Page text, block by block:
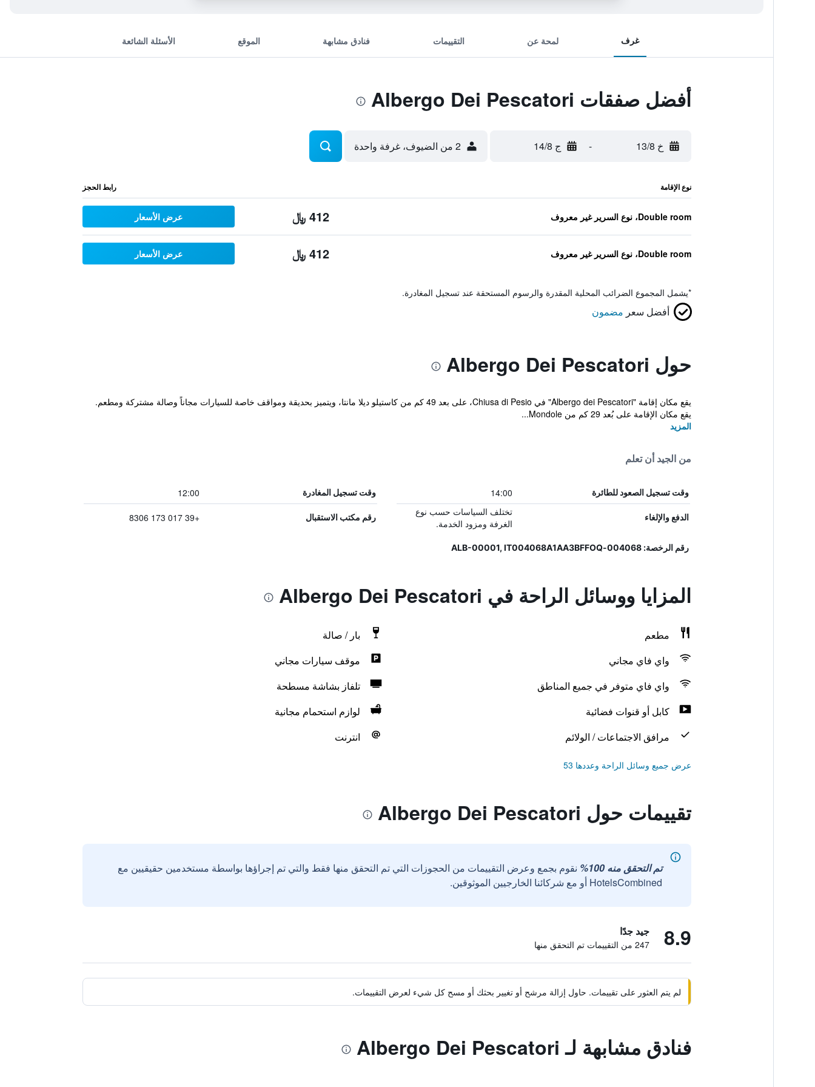
غرف لمحة عن التقييمات فنادق مشابهة الموقع الأسئلة الشائعة
أفضل صفقات Albergo Dei Pescatori
خ 13/8 - ج 14/8 2 من الضيوف، غرفة واحدة
نوع الإقامة رابط الحجز
Double room، نوع السرير غير معروف 412 ﷼ عرض الأسعار
Double room، نوع السرير غير معروف 412 ﷼ عرض الأسعار
*يشمل المجموع الضرائب المحلية المقدرة والرسوم المستحقة عند تسجيل المغادرة.
أفضل سعر مضمون
حول Albergo Dei Pescatori
يقع مكان إقامة "Albergo dei Pescatori" في Chiusa di Pesio، على بعد 49 كم من كاستيلو ديلا مانتا، ويتميز بحديقة ومواقف خاصة للسيارات مجاناً وصالة مشتركة ومطعم.
يقع مكان الإقامة على بُعد 29 كم من Mondole...
المزيد
من الجيد أن تعلم
وقت تسجيل الصعود للطائرة 14:00 وقت تسجيل المغادرة 12:00
الدفع والإلغاء
تختلف السياسات حسب نوع
الغرفة ومزود الخدمة.
رقم مكتب الاستقبال +39 017 173 8306
رقم الرخصة: 004068-ALB-00001, IT004068A1AA3BFFOQ
المزايا ووسائل الراحة في Albergo Dei Pescatori
مطعم
بار / صالة
واي فاي مجاني
موقف سيارات مجاني
واي فاي متوفر في جميع المناطق
تلفاز بشاشة مسطحة
كابل أو قنوات فضائية
لوازم استحمام مجانية
مرافق الاجتماعات / الولائم
انترنت
عرض جميع وسائل الراحة وعددها 53
تقييمات حول Albergo Dei Pescatori
تم التحقق منه 100%
نقوم بجمع وعرض التقييمات من الحجوزات التي تم التحقق منها فقط والتي تم إجراؤها بواسطة مستخدمين حقيقيين مع
HotelsCombined أو مع شركائنا الخارجيين الموثوقين.
8.9 جيد جدًا
247 من التقييمات تم التحقق منها
لم يتم العثور على تقييمات. حاول إزالة مرشح أو تغيير بحثك أو مسح كل شيء لعرض التقييمات.
فنادق مشابهة لـ Albergo Dei Pescatori